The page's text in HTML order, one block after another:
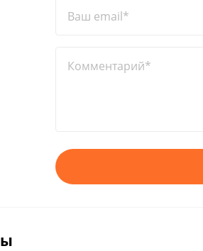
Ваш email*
Комментарий*